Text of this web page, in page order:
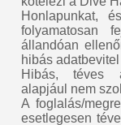
Honlapunkat,
folyamatosan
állandóan
hibás
Hibás, téves
alapjául nem
A foglalás/
esetlegesen